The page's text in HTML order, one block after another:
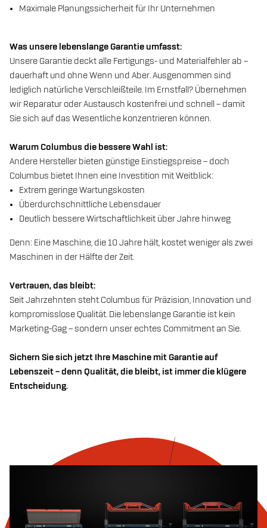
Maximale Planungssicherheit für Ihr Unternehmen
Was unsere lebenslange Garantie umfasst:
Unsere Garantie deckt alle Fertigungs- und Materialfehler ab –
dauerhaft und ohne Wenn und Aber. Ausgenommen sind
lediglich natürliche Verschleißteile. Im Ernstfall? Übernehmen
wir Reparatur oder Austausch kostenfrei und schnell – damit
Sie sich auf das Wesentliche konzentrieren können.
Warum Columbus die bessere Wahl ist:
Andere Hersteller bieten günstige Einstiegspreise – doch
Columbus bietet Ihnen eine Investition mit Weitblick:
Extrem geringe Wartungskosten
Überdurchschnittliche Lebensdauer
Deutlich bessere Wirtschaftlichkeit über Jahre hinweg
Denn: Eine Maschine, die 10 Jahre hält, kostet weniger als zwei
Maschinen in der Hälfte der Zeit.
Vertrauen, das bleibt:
Seit Jahrzehnten steht Columbus für Präzision, Innovation und
kompromisslose Qualität. Die lebenslange Garantie ist kein
Marketing-Gag – sondern unser echtes Commitment an Sie.
Sichern Sie sich jetzt Ihre Maschine mit Garantie auf
Lebenszeit – denn Qualität, die bleibt, ist immer die klügere
Entscheidung.